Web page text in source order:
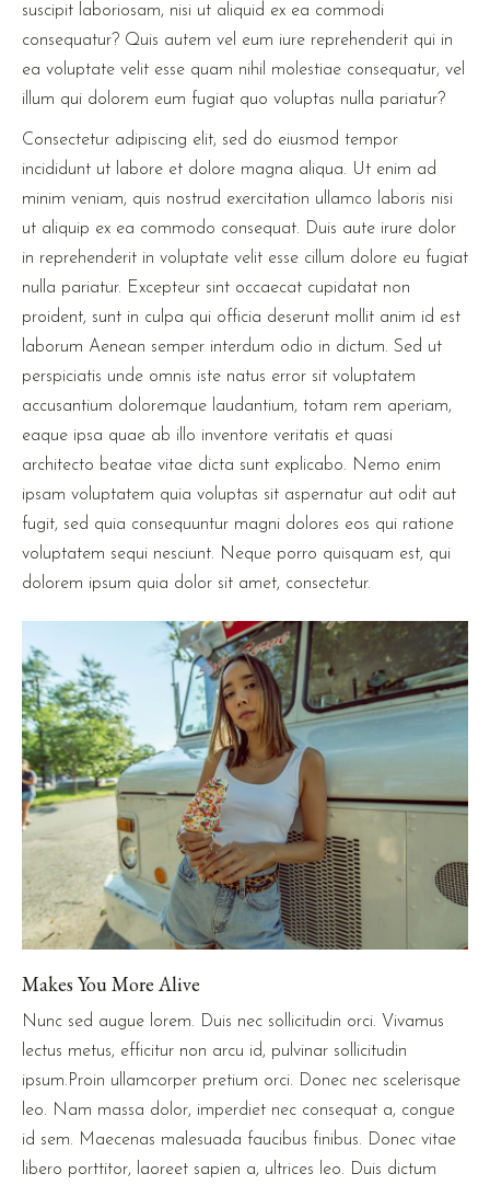
suscipit laboriosam, nisi ut aliquid ex ea commodi
consequatur? Quis autem vel eum iure reprehenderit qui in
ea voluptate velit esse quam nihil molestiae consequatur, vel
illum qui dolorem eum fugiat quo voluptas nulla pariatur?
Consectetur adipiscing elit, sed do eiusmod tempor
incididunt ut labore et dolore magna aliqua. Ut enim ad
minim veniam, quis nostrud exercitation ullamco laboris nisi
ut aliquip ex ea commodo consequat. Duis aute irure dolor
in reprehenderit in voluptate velit esse cillum dolore eu fugiat
nulla pariatur. Excepteur sint occaecat cupidatat non
proident, sunt in culpa qui officia deserunt mollit anim id est
laborum Aenean semper interdum odio in dictum. Sed ut
perspiciatis unde omnis iste natus error sit voluptatem
accusantium doloremque laudantium, totam rem aperiam,
eaque ipsa quae ab illo inventore veritatis et quasi
architecto beatae vitae dicta sunt explicabo. Nemo enim
ipsam voluptatem quia voluptas sit aspernatur aut odit aut
fugit, sed quia consequuntur magni dolores eos qui ratione
voluptatem sequi nesciunt. Neque porro quisquam est, qui
dolorem ipsum quia dolor sit amet, consectetur.
Makes You More Alive
Nunc sed augue lorem. Duis nec sollicitudin orci. Vivamus
lectus metus, efficitur non arcu id, pulvinar sollicitudin
ipsum.Proin ullamcorper pretium orci. Donec nec scelerisque
leo. Nam massa dolor, imperdiet nec consequat a, congue
id sem. Maecenas malesuada faucibus finibus. Donec vitae
libero porttitor, laoreet sapien a, ultrices leo. Duis dictum